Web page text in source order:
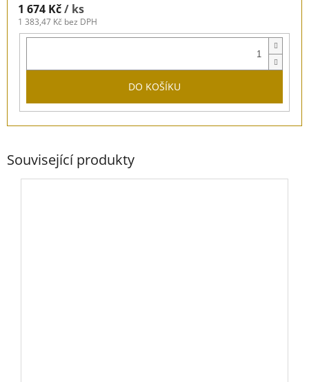
1 674 Kč/ ks
1 383,47 Kč bez DPH
DO KOŠÍKU
Související produkty